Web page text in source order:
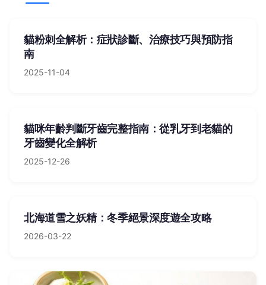
貓粉刺全解析：症狀診斷、治療技巧與預防指
南
2025-11-04
貓咪年齡判斷牙齒完整指南：從乳牙到老貓的
牙齒變化全解析
2025-12-26
北海道雪之妖精：冬季絕景深度遊全攻略
2026-03-22